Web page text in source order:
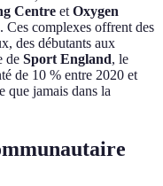
Centre et Oxygen
Ces complexes offrent des
des débutants aux
de Sport England, le
de 10 % entre 2020 et
que jamais dans la